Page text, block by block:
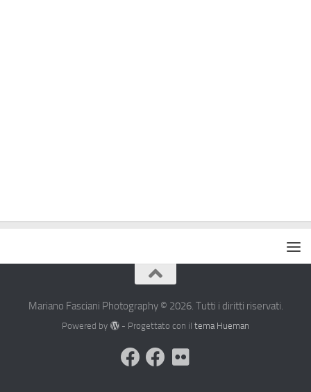
Mariano Fasciani Photography © 2026. Tutti i diritti riservati.
Powered by - Progettato con il tema Hueman